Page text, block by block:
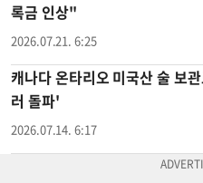
록금 인상"
2026.07.21. 6:25
캐나다 온타리오 미국산 술 보
러 돌파'
2026.07.14. 6:17